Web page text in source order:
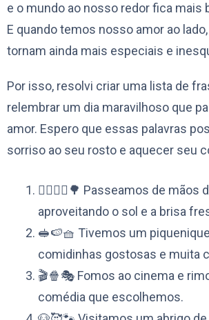
e o mundo ao nosso redor fica mais
E quando temos nosso amor ao
tornam ainda mais especiais e
Por isso, resolvi criar uma lista de
relembrar um dia maravilhoso que
amor. Espero que essas palavras
sorriso ao seu rosto e aquecer seu
🚶‍♀️🚶‍♂️🌳 Passeamos de mãos
aproveitando o sol e a brisa
🥪🍉🧺 Tivemos um
comidinhas gostosas e muita
🎬🍿🎭 Fomos ao cinema e
comédia que escolhemos.